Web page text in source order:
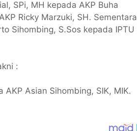
SPi, MH kepada AKP Buha
Ricky Marzuki, SH. Sementara
Sihombing, S.Sos kepada IPTU
:
Asian Sihombing, SIK, MIK.